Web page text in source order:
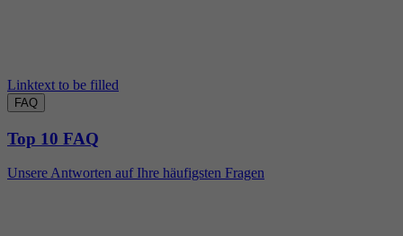
Linktext to be filled
FAQ
Top 10 FAQ
Unsere Antworten auf Ihre häufigsten Fragen